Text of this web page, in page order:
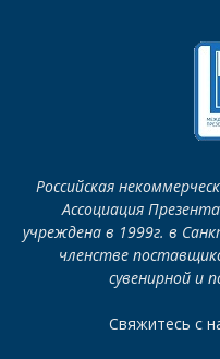
Российская
Ассоциация
учреждена в 1999г. в
членстве
сувенирной и
Свяжитесь с